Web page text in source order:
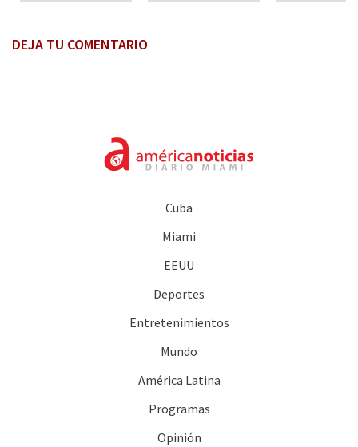
DEJA TU COMENTARIO
Cuba
Miami
EEUU
Deportes
Entretenimientos
Mundo
América Latina
Programas
Opinión